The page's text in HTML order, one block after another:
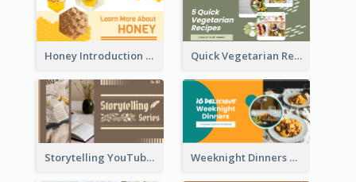
Honey Introduction YouTube Thumbnail Quick Vegetarian Recipes YouTube Thumbnail
Storytelling YouTube Thumbnail Weeknight Dinners Recipe YouTube Thumbnail